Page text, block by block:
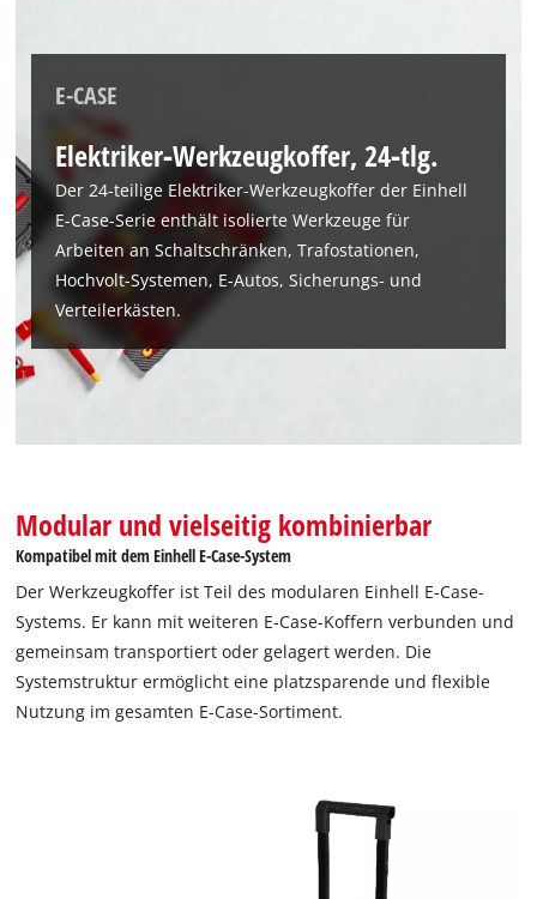
Wir benötigen deine Zustimmung, um
Google Maps laden zu können!
This content is not permitted to load due
to trackers that are not disclosed to the
Usercentrics Consent
Management Platform
E-CASE
Elektriker‑Werkzeugkoffer, 24‑tlg.
Der 24-teilige Elektriker-Werkzeugkoffer der Einhell
E-Case-Serie enthält isolierte Werkzeuge für
Arbeiten an Schaltschränken, Trafostationen,
Hochvolt-Systemen, E-Autos, Sicherungs- und
Verteilerkästen.
Modular und vielseitig kombinierbar
Kompatibel mit dem Einhell E-Case-System
Der Werkzeugkoffer ist Teil des modularen Einhell E-Case-
Systems. Er kann mit weiteren E-Case-Koffern verbunden und
gemeinsam transportiert oder gelagert werden. Die
Systemstruktur ermöglicht eine platzsparende und flexible
Nutzung im gesamten E-Case-Sortiment.